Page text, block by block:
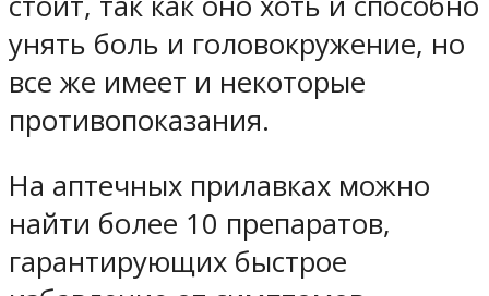
унять боль и головокружение, но
все же имеет и некоторые
противопоказания.
На аптечных прилавках можно
найти более 10 препаратов,
гарантирующих быстрое